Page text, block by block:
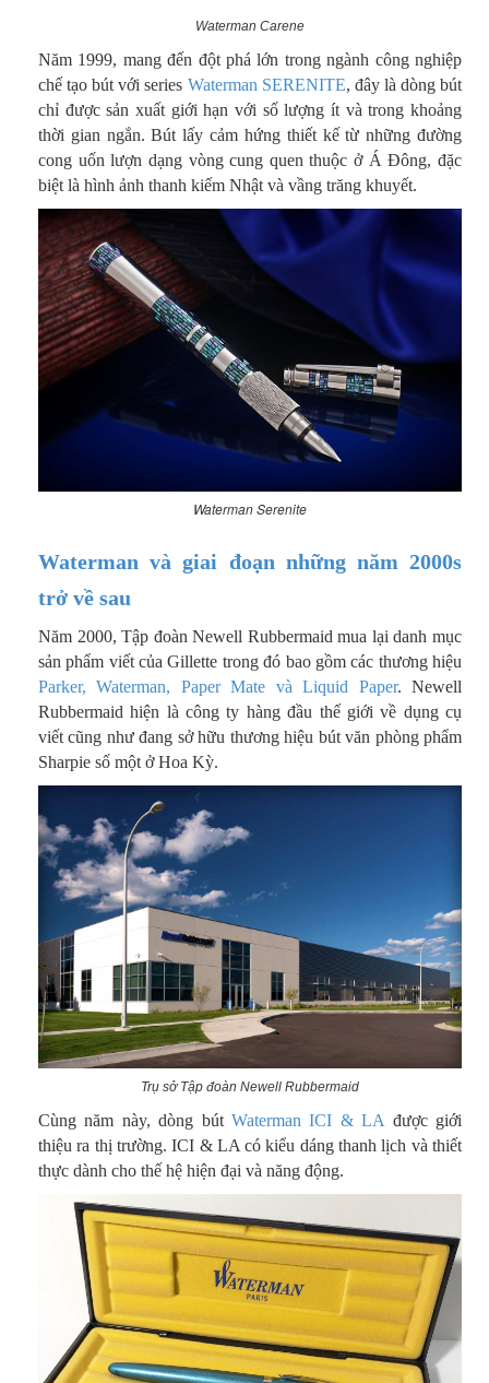
Waterman Carene
Năm 1999, mang đến đột phá lớn trong ngành công nghiệp
chế tạo bút với series Waterman SERENITE, đây là dòng bút
chỉ được sản xuất giới hạn với số lượng ít và trong khoảng
thời gian ngắn. Bút lấy cảm hứng thiết kế từ những đường
cong uốn lượn dạng vòng cung quen thuộc ở Á Đông, đặc
biệt là hình ảnh thanh kiếm Nhật và vầng trăng khuyết.
Waterman Serenite
Waterman và giai đoạn những năm 2000s
trở về sau
Năm 2000, Tập đoàn Newell Rubbermaid mua lại danh mục
sản phẩm viết của Gillette trong đó bao gồm các thương hiệu
Parker, Waterman, Paper Mate và Liquid Paper. Newell
Rubbermaid hiện là công ty hàng đầu thế giới về dụng cụ
viết cũng như đang sở hữu thương hiệu bút văn phòng phẩm
Sharpie số một ở Hoa Kỳ.
Trụ sở Tập đoàn Newell Rubbermaid
Cùng năm này, dòng bút Waterman ICI & LA được giới
thiệu ra thị trường. ICI & LA có kiểu dáng thanh lịch và thiết
thực dành cho thế hệ hiện đại và năng động.